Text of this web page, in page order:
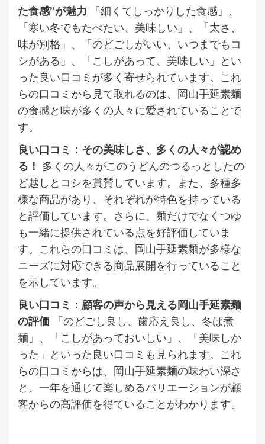
た食感”が魅力 「細くてしっかりした食感」、
「寒い冬でもたべたい、美味しい」、「太さ、
味が別格」、「のどごしがいい、いつまでもコ
シがある」、「こしがあって、美味しい」とい
った良い口コミが多く寄せられています。これ
らの口コミから見て取れるのは、岡山手延素麺
の食感と味が多くの人々に愛されていることで
す。
良い口コミ：その美味しさ、多くの人々が認め
る！ 多くの人々がこのうどんのつるっとしたの
ど越しとコシを賞賛しています。また、多種多
様な商品があり、それぞれが特色を持っている
と評価しています。さらに、麺だけでなくつゆ
も一緒に提供されている点を好評価していま
す。これらの口コミは、岡山手延素麺が多様な
ニーズに対応できる商品展開を行っていること
を示しています。
良い口コミ：顧客の声から見える岡山手延素麺
の評価 「のどごし良し、歯応え良し、冬は煮
麺」、「こしがあっておいしい」、「美味しか
った」といった良い口コミも見られます。これ
らの口コミからは、岡山手延素麺の味わい深さ
と、一年を通じて楽しめるバリエーションが顧
客からの高評価を得ていることがわかります。